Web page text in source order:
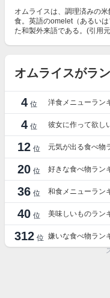
オムライスは、調理済みの
食。英語のomelet（あるい
た和製外来語である。(引用
オムライスがラ
4 位 洋食メニューラン
4 位 彼女に作って欲し
12 位 元気が出る食べ物
20 位 好きな食べ物ラン
36 位 和食メニューラン
40 位 美味しいものラン
312 位 嫌いな食べ物ラン